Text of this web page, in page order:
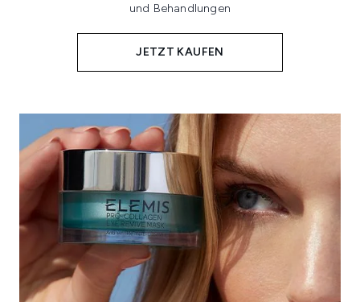
und Behandlungen
JETZT KAUFEN